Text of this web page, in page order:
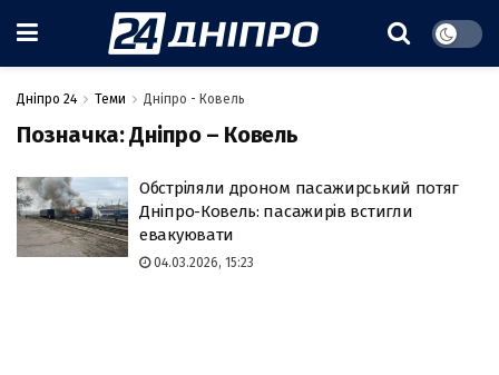
Дніпро 24 Теми Дніпро - Ковель
Позначка:Дніпро – Ковель
Обстріляли дроном пасажирський потяг
Дніпро-Ковель: пасажирів встигли
евакуювати
04.03.2026, 15:23